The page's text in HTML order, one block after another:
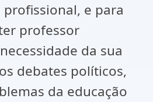
e para
professor
da sua
debates políticos,
da educação